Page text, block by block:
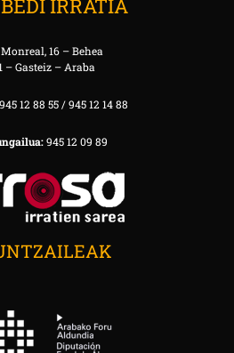
IRRATIA
16 – Behea
– Gasteiz – Araba
12 88 55 / 945 12 14 88
945 12 09 89